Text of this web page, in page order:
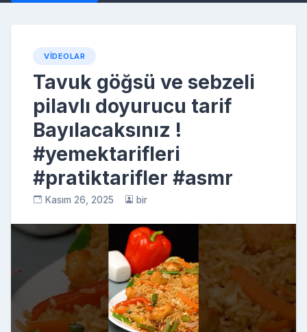
VIDEOLAR
Tavuk göğsü ve sebzeli
pilavlı doyurucu tarif
Bayılacaksınız !
#yemektarifleri
#pratiktarifler #asmr
Kasım 26, 2025 bir